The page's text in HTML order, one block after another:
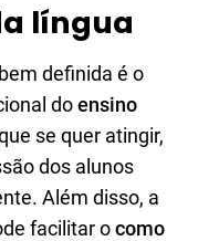
língua
definida é o
doensino
se quer atingir,
dos alunos
Além disso, a
facilitar ocomo